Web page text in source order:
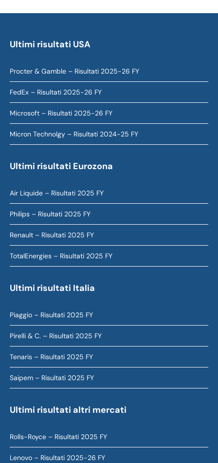
Ultimi risultati USA
Procter & Gamble – Risultati 2025-26 FY
FedEx – Risultati 2025-26 FY
Microsoft – Risultati 2025-26 FY
Micron Technolgy – Risultati 2024-25 FY
Ultimi risultati Eurozona
Air Liquide – Risultati 2025 FY
Philips – Risultati 2025 FY
Renault – Risultati 2025 FY
TotalEnergies – Risultati 2025 FY
Ultimi risultati Italia
Piaggio – Risultati 2025 FY
Pirelli & C. – Risultati 2025 FY
Tenaris – Risultati 2025 FY
Saipem – Risultati 2025 FY
Ultimi risultati altri mercati
Rolls-Royce – Risultati 2025 FY
Lenovo – Risultati 2025-26 FY